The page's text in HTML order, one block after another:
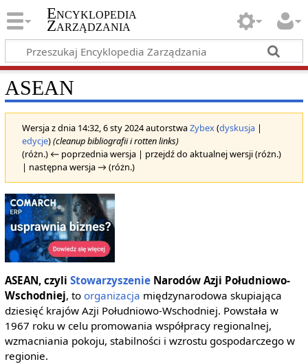
Encyklopedia
Zarządzania
ASEAN
Wersja z dnia 14:32, 6 sty 2024 autorstwaZybex(dyskusja|
edycje)(cleanup bibliografii i rotten links)
(różn.) ← poprzednia wersja | przejdź do aktualnej wersji (różn.)
| następna wersja → (różn.)
ASEAN, czyli StowarzyszenieNarodów Azji Południowo-
Wschodniej, to organizacja międzynarodowa skupiająca
dziesięć krajów Azji Południowo-Wschodniej. Powstała w
1967 roku w celu promowania współpracy regionalnej,
wzmacniania pokoju, stabilności i wzrostu gospodarczego w
regionie.